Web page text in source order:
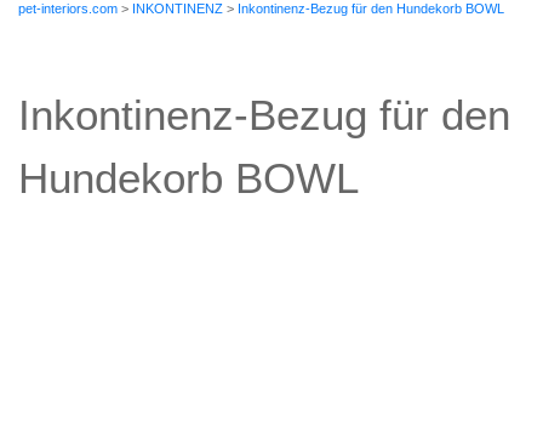
pet-interiors.com > INKONTINENZ > Inkontinenz-Bezug für den Hundekorb BOWL
Inkontinenz-Bezug für den
Hundekorb BOWL